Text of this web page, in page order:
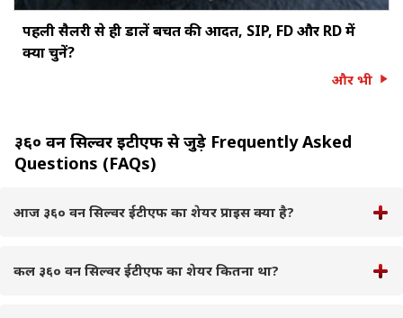
पहली सैलरी से ही डालें बचत की आदत, SIP, FD और RD में
क्या चुनें?
और भी
३६० वन सिल्वर ईटीएफ से जुड़े Frequently Asked
Questions (FAQs)
आज ३६० वन सिल्वर ईटीएफ का शेयर प्राइस क्या है?
कल ३६० वन सिल्वर ईटीएफ का शेयर कितना था?